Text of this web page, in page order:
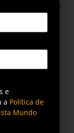
de Minas e
municípios
de
e
a Política de
Mundo